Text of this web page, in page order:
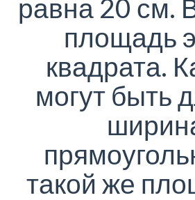
равна 20 см.
площадь
квадрата.
могут быть
такой же